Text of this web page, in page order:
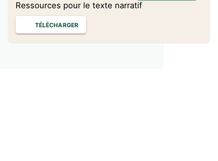
Ressources pour le texte narratif
TÉLÉCHARGER